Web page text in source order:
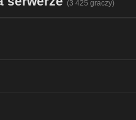
(3 425 graczy)